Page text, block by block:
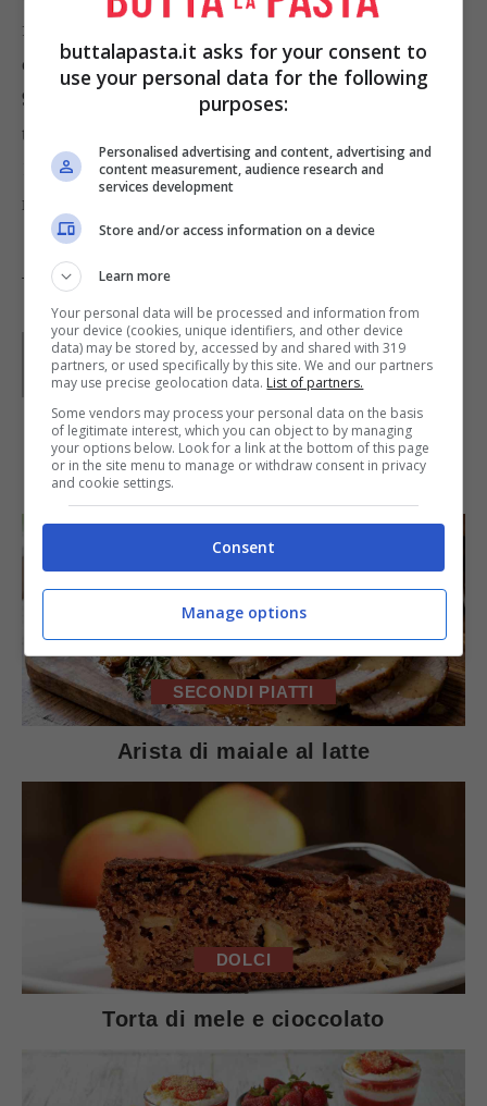
facendo in modo che tutto intorno ci sia un bordo
di 2-3 cm. Pizzicate i bordi per sigillarli bene.
9. Spennellate la pasta sfoglia con un uovo e un
tuorlo sbattuti assieme.
10. Cuocete in forno caldo a 220 gradi per 30-40
minuti. Servite questa pie ancora calda.
Tag: Ricette dal mondo
Parole diGIeGI
GIeGI è stata collaboratrice di Buttalapasta dal 2008 al
2013, spaziando tra tutte le tipologie di ricette, con un
IN PRIMO PIANO
SECONDI PIATTI
Arista di maiale al latte
DOLCI
Torta di mele e cioccolato
buttalapasta.it asks for your consent to
use your personal data for the following
purposes:
Personalised advertising and content, advertising and
content measurement, audience research and
services development
Store and/or access information on a device
Learn more
Your personal data will be processed and information from
your device (cookies, unique identifiers, and other device
data) may be stored by, accessed by and shared with 319
partners, or used specifically by this site. We and our partners
may use precise geolocation data. List of partners.
Some vendors may process your personal data on the basis
of legitimate interest, which you can object to by managing
your options below. Look for a link at the bottom of this page
or in the site menu to manage or withdraw consent in privacy
and cookie settings.
Consent
Manage options